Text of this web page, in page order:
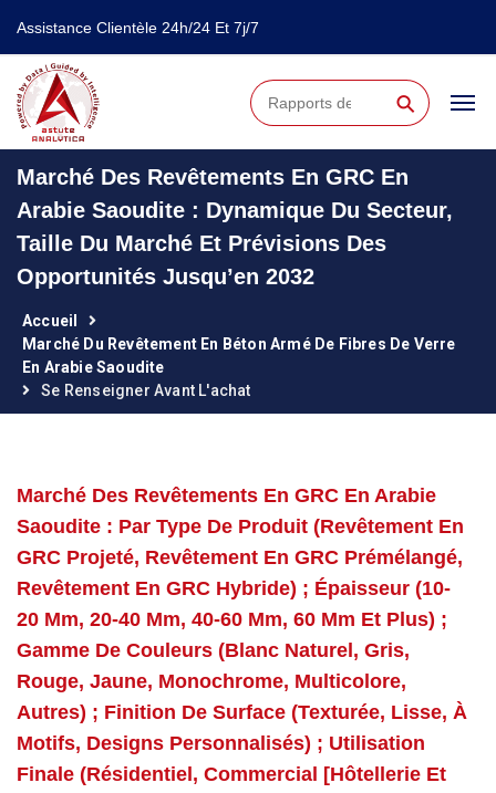
Assistance Clientèle 24h/24 Et 7j/7
⚲
Marché Des Revêtements En GRC En
Arabie Saoudite : Dynamique Du Secteur,
Taille Du Marché Et Prévisions Des
Opportunités Jusqu’en 2032
Accueil
Marché Du Revêtement En Béton Armé De Fibres De Verre
En Arabie Saoudite
Se Renseigner Avant L'achat
Marché Des Revêtements En GRC En Arabie
Saoudite : Par Type De Produit (revêtement En
GRC Projeté, Revêtement En GRC Prémélangé,
Revêtement En GRC Hybride) ; Épaisseur (10-
20 Mm, 20-40 Mm, 40-60 Mm, 60 Mm Et Plus) ;
Gamme De Couleurs (blanc Naturel, Gris,
Rouge, Jaune, Monochrome, Multicolore,
Autres) ; Finition De Surface (texturée, Lisse, À
Motifs, Designs Personnalisés) ; Utilisation
Finale (résidentiel, Commercial [hôtellerie Et